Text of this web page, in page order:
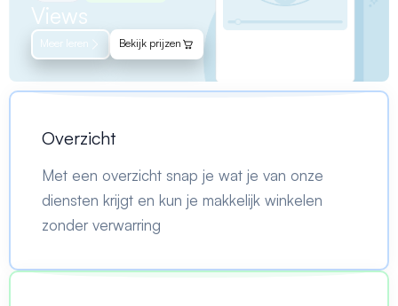
Views
Meer leren Bekijk prijzen
Overzicht
Met een overzicht snap je wat je van onze
diensten krijgt en kun je makkelijk winkelen
zonder verwarring